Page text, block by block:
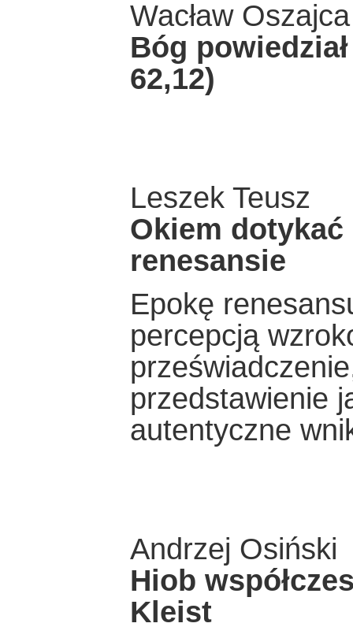
Wacław
Bóg
62,12)
Leszek Teusz
Okiem
renesansie
Epokę
percepcją
przedstawienie
autentyczne
Andrzej Osiński
Hiob
Kleist